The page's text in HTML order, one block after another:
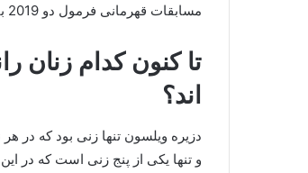
مسابقات قهرمانی فرمول دو 2019 با DAMS نایب قهرمان شد.
تا کنون کدام زنان
اند؟